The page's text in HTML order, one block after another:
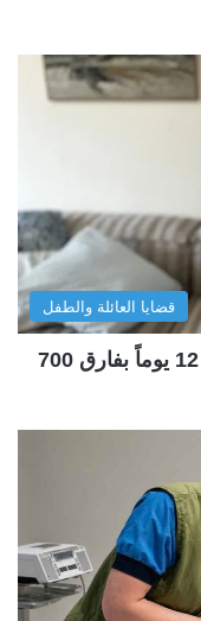
قضايا العائلة والطفل
شقة تُباع في ستوكهولم مرتين خلال 12 يوماً بفارق 700